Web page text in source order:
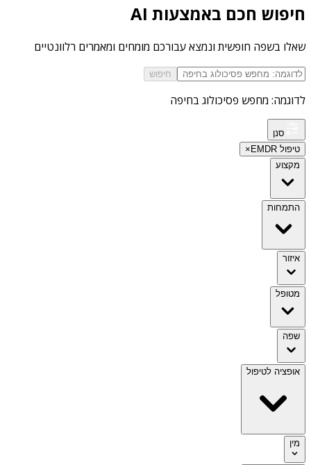
חיפוש חכם באמצעות AI
שאלו בשפה חופשית ונמצא עבורכם מומחים ומאמרים רלוונטיים
חיפוש
לדוגמה: מחפש פסיכולוג בחיפה
סנן
טיפול EMDR
×
מקצוע
התמחות
איזור
מטופל
שפה
אופציה לטיפול
מין